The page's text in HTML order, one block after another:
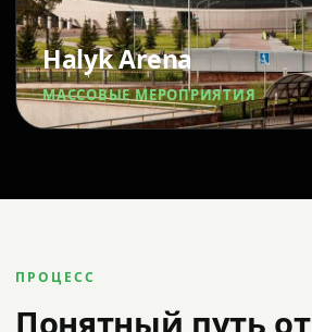
Halyk Arena
МАССОВЫЕ МЕРОПРИЯТИЯ
ПРОЦЕСС
Понятный путь от